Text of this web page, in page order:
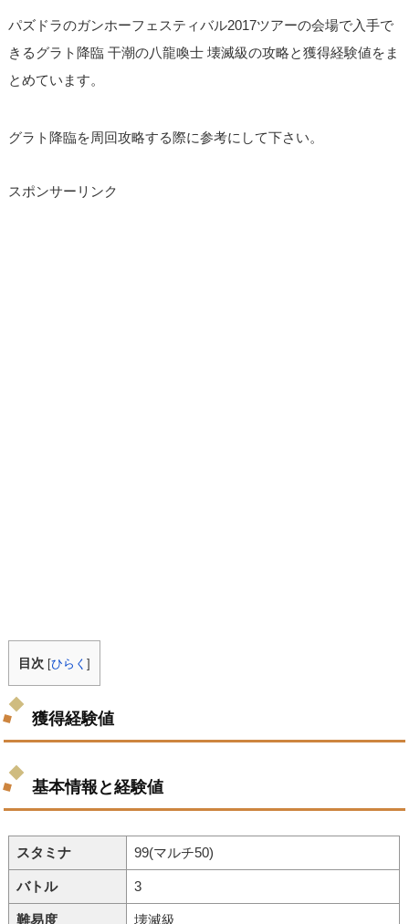
パズドラのガンホーフェスティバル2017ツアーの会場で入手で
きるグラト降臨 干潮の八龍喚士 壊滅級の攻略と獲得経験値をま
とめています。
グラト降臨を周回攻略する際に参考にして下さい。
スポンサーリンク
目次 [ひらく]
獲得経験値
基本情報と経験値
スタミナ 99(マルチ50)
バトル 3
難易度 壊滅級